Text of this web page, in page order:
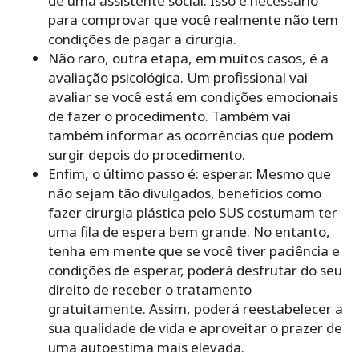
para comprovar que você realmente não tem
condições de pagar a cirurgia.
Não raro, outra etapa, em muitos casos, é a
avaliação psicológica. Um profissional vai
avaliar se você está em condições emocionais
de fazer o procedimento. Também vai
também informar as ocorrências que podem
surgir depois do procedimento.
Enfim, o último passo é: esperar. Mesmo que
não sejam tão divulgados, benefícios como
fazer cirurgia plástica pelo SUS costumam ter
uma fila de espera bem grande. No entanto,
tenha em mente que se você tiver paciência e
condições de esperar, poderá desfrutar do seu
direito de receber o tratamento
gratuitamente. Assim, poderá reestabelecer a
sua qualidade de vida e aproveitar o prazer de
uma autoestima mais elevada.